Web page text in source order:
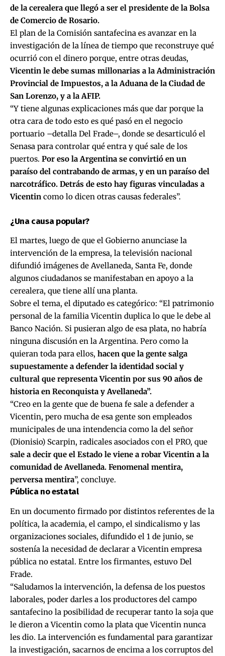
de la cerealera que llegó a ser el presidente de la Bolsa
de Comercio de Rosario.
El plan de la Comisión santafecina es avanzar en la
investigación de la línea de tiempo que reconstruye qué
ocurrió con el dinero porque, entre otras deudas,
Vicentin le debe sumas millonarias a la Administración
Provincial de Impuestos, a la Aduana de la Ciudad de
San Lorenzo, y a la AFIP.
“Y tiene algunas explicaciones más que dar porque la
otra cara de todo esto es qué pasó en el negocio
portuario –detalla Del Frade–, donde se desarticuló el
Senasa para controlar qué entra y qué sale de los
puertos. Por eso la Argentina se convirtió en un
paraíso del contrabando de armas, y en un paraíso del
narcotráfico. Detrás de esto hay figuras vinculadas a
Vicentin como lo dicen otras causas federales”.
¿Una causa popular?
El martes, luego de que el Gobierno anunciase la
intervención de la empresa, la televisión nacional
difundió imágenes de Avellaneda, Santa Fe, donde
algunos ciudadanos se manifestaban en apoyo a la
cerealera, que tiene allí una planta.
Sobre el tema, el diputado es categórico: “El patrimonio
personal de la familia Vicentin duplica lo que le debe al
Banco Nación. Si pusieran algo de esa plata, no habría
ninguna discusión en la Argentina. Pero como la
quieran toda para ellos, hacen que la gente salga
supuestamente a defender la identidad social y
cultural que representa Vicentin por sus 90 años de
historia en Reconquista y Avellaneda”.
“Creo en la gente que de buena fe sale a defender a
Vicentin, pero mucha de esa gente son empleados
municipales de una intendencia como la del señor
(Dionisio) Scarpin, radicales asociados con el PRO, que
sale a decir que el Estado le viene a robar Vicentin a la
comunidad de Avellaneda. Fenomenal mentira,
perversa mentira”, concluye.
Pública no estatal
En un documento firmado por distintos referentes de la
política, la academia, el campo, el sindicalismo y las
organizaciones sociales, difundido el 1 de junio, se
sostenía la necesidad de declarar a Vicentin empresa
pública no estatal. Entre los firmantes, estuvo Del
Frade.
“Saludamos la intervención, la defensa de los puestos
laborales, poder darles a los productores del campo
santafecino la posibilidad de recuperar tanto la soja que
le dieron a Vicentin como la plata que Vicentin nunca
les dio. La intervención es fundamental para garantizar
la investigación, sacarnos de encima a los corruptos del